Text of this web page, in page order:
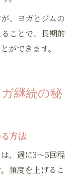
、ヨガとジムの
ことで、長期的
ができます。
継続の秘
方法
、週に3～5回程
頻度を上げるこ